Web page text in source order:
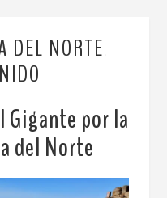
DEL NORTE
Gigante por la
del Norte